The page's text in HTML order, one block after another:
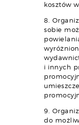
kosztów
8.
sobie
i innych
9.
do